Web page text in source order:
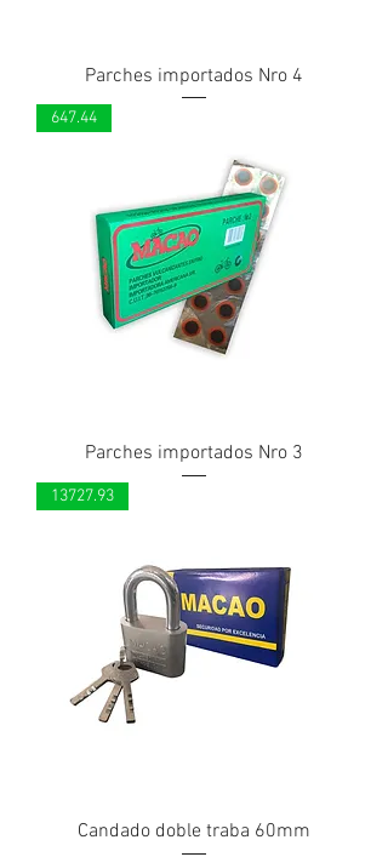
Parches importados Nro 4
647.44
Parches importados Nro 3
13727.93
Candado doble traba 60mm